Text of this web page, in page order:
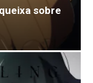
sobre